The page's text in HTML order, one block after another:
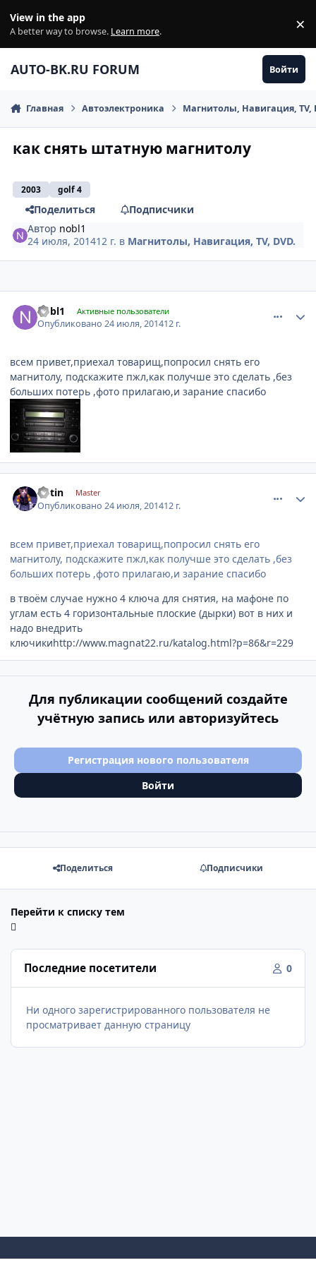
View in the app
A better way to browse. Learn more. ×
AUTO-BK.RU FORUM Войти
Главная Автоэлектроника Магнитолы, Навигация, TV,
как снять штатную магнитолу
2003 golf 4
Поделиться
Подписчики
Автор nobl1
24 июля, 201412 г. в Магнитолы, Навигация, TV, DVD.
nobl1 Активные пользователи
Опубликовано24 июля, 201412 г.
всем привет,приехал товарищ,попросил снять его
магнитолу, подскажите пжл,как получше это сделать ,без
больших потерь ,фото прилагаю,и зарание спасибо
kotin Master
Опубликовано24 июля, 201412 г.
всем привет,приехал товарищ,попросил снять его
магнитолу, подскажите пжл,как получше это сделать ,без
больших потерь ,фото прилагаю,и зарание спасибо
в твоём случае нужно 4 ключа для снятия, на мафоне по
углам есть 4 горизонтальные плоские (дырки) вот в них и
надо внедрить
ключикиhttp://www.magnat22.ru/katalog.html?p=86&r=229
Для публикации сообщений создайте
учётную запись или авторизуйтесь
Регистрация нового пользователя
Войти
Поделиться Подписчики
Перейти к списку тем
Последние посетители 0
Ни одного зарегистрированного пользователя не
просматривает данную страницу